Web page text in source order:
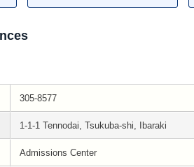
305-8577
1-1-1 Tennodai, Tsukuba-shi, Ibaraki
Admissions Center